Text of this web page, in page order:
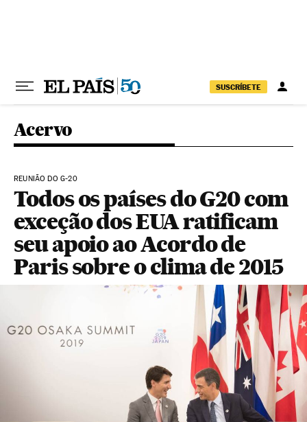
SUSCRÍBETE
Acervo
REUNIÃO DO G-20
Todos os países do G20 com
exceção dos EUA ratificam
seu apoio ao Acordo de
Paris sobre o clima de 2015